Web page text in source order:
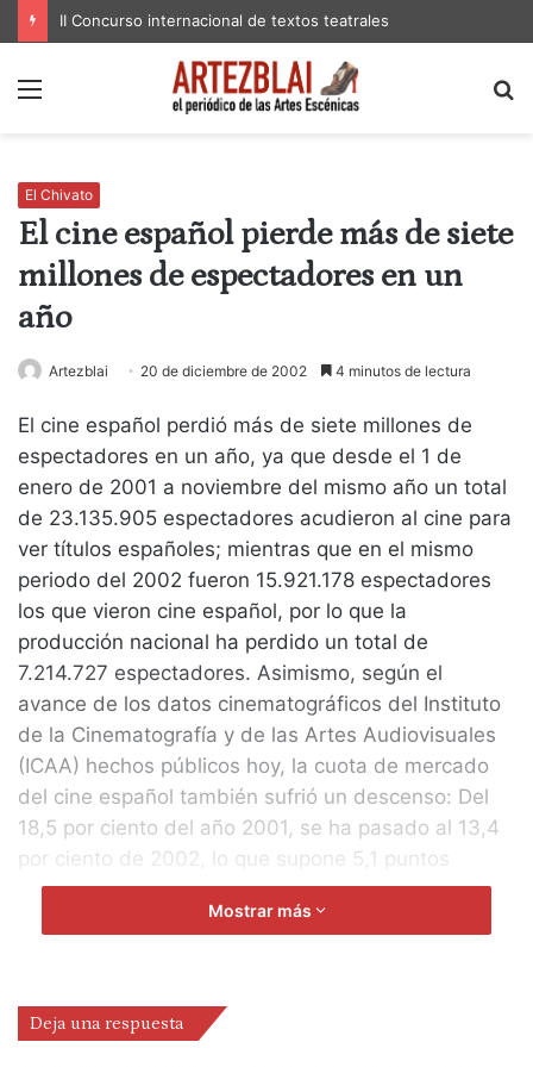
II Concurso internacional de textos teatrales
Menú
El Chivato
El cine español pierde más de siete
millones de espectadores en un
año
Artezblai 20 de diciembre de 2002 4 minutos de lectura
El cine español perdió más de siete millones de
espectadores en un año, ya que desde el 1 de
enero de 2001 a noviembre del mismo año un total
de 23.135.905 espectadores acudieron al cine para
ver títulos españoles; mientras que en el mismo
periodo del 2002 fueron 15.921.178 espectadores
los que vieron cine español, por lo que la
producción nacional ha perdido un total de
7.214.727 espectadores. Asimismo, según el
avance de los datos cinematográficos del Instituto
de la Cinematografía y de las Artes Audiovisuales
(ICAA) hechos públicos hoy, la cuota de mercado
del cine español también sufrió un descenso: Del
18,5 por ciento del año 2001, se ha pasado al 13,4
por ciento de 2002, lo que supone 5,1 puntos
menos.
José María Otero, director general del ICAA,
Alejandro Amenábar, y ‘Torrente 2: Misión en
Marbella’, de Santiago Segura, las dos películas
Mostrar más
Deja una respuesta